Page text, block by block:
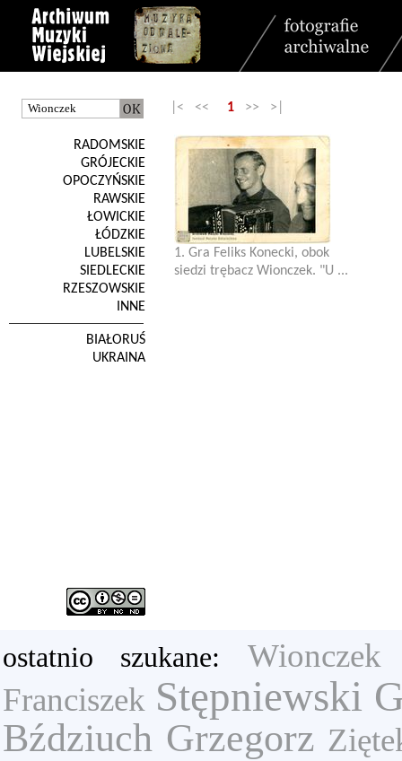
RADOMSKIE
GRÓJECKIE
OPOCZYŃSKIE
RAWSKIE
ŁOWICKIE
ŁÓDZKIE
LUBELSKIE
SIEDLECKIE
RZESZOWSKIE
INNE
BIAŁORUŚ
UKRAINA
|< << 1 >> >|
1. Gra Feliks Konecki, obok
siedzi trębacz Wionczek. "U ...
ostatnio szukane: Wionczek
Franciszek Stępniewski
Bździuch Grzegorz